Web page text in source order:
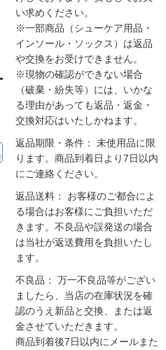
い求めください。
※一部商品（シューケア用品・
インソール・ソックス）は返品
や交換をお受けできません。
※現物の確認ができない場合
（破棄・紛失等）には、いかな
る理由があっても返品・返金・
交換対応はいたしかねます。
返品期限・条件： 未使用品に限
ります。商品到着日より7日以内
にご連絡ください。
返品送料： お客様のご都合によ
る場合はお客様にご負担いただ
きます。不良品や誤発送の場合
は当社が返送費用を負担いたし
ます。
不良品： 万一不良品等がござい
ましたら、当店の在庫状況を確
認のうえ新品と交換、または返
金させていただきます。
商品到着後7日以内にメールまた